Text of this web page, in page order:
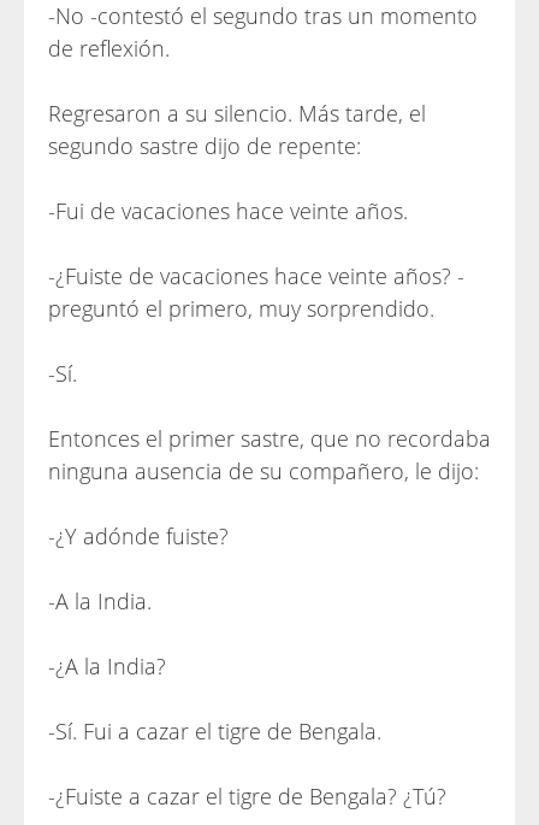
-No -contestó el segundo tras un momento
de reflexión.
Regresaron a su silencio. Más tarde, el
segundo sastre dijo de repente:
-Fui de vacaciones hace veinte años.
-¿Fuiste de vacaciones hace veinte años? -
preguntó el primero, muy sorprendido.
-Sí.
Entonces el primer sastre, que no recordaba
ninguna ausencia de su compañero, le dijo:
-¿Y adónde fuiste?
-A la India.
-¿A la India?
-Sí. Fui a cazar el tigre de Bengala.
-¿Fuiste a cazar el tigre de Bengala? ¿Tú?